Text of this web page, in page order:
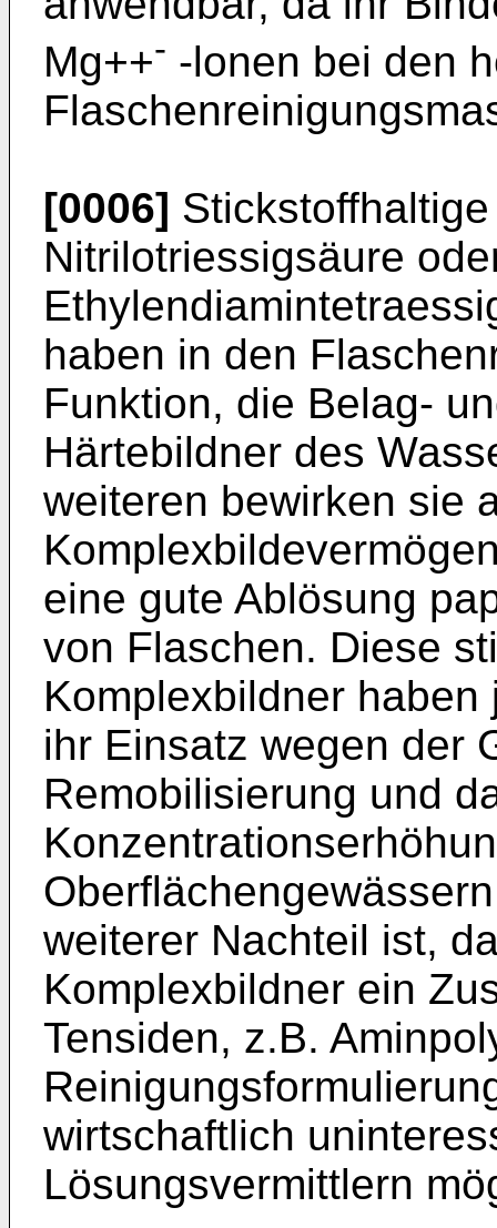
Mg++- -lonen bei den
[0006]
Nitrilotriessigsäure
haben in den
Funktion, die Belag-
Härtebildner des
weiteren bewirken sie
eine gute Ablösung
von Flaschen. Diese
Komplexbildner
ihr Einsatz wegen der
Remobilisierung und
weiterer Nachteil ist,
Komplexbildner ein
Tensiden, z.B.
wirtschaftlich
Lösungsvermittlern